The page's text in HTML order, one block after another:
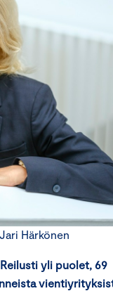
Härkönen
yli puolet, 69